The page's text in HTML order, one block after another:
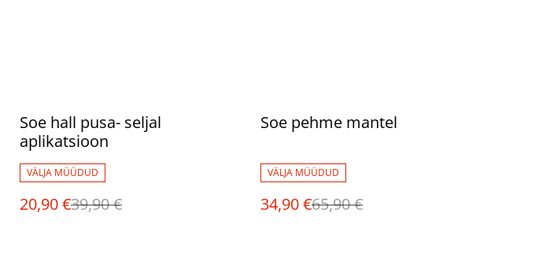
%
Soe hall pusa- seljal
aplikatsioon
VÄLJA MÜÜDUD
20,90 €39,90 €
%
Soe pehme mantel
VÄLJA MÜÜDUD
34,90 €65,90 €